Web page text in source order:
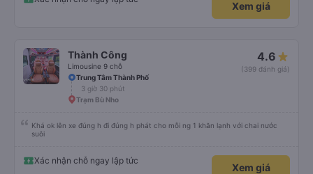
Xem giá
Thành Công
Limousine 9 chỗ
4.6
(399 đánh giá)
Trung Tâm Thành Phố
3 giờ 30 phút
Trạm Bù Nho
Khá ok lên xe đúng h đi đúng h phát cho mỗi ng 1 khăn lạnh với chai nước
suôi
Xác nhận chỗ ngay lập tức
Xem giá